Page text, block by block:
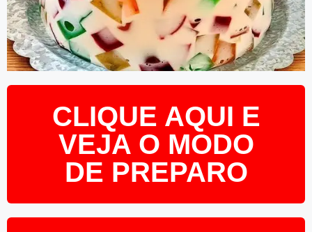
CLIQUE AQUI E
VEJA O MODO
DE PREPARO